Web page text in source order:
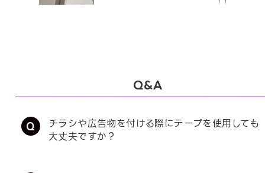
Q&A
チラシや広告物を付ける際にテープを使用しても
大丈夫ですか？